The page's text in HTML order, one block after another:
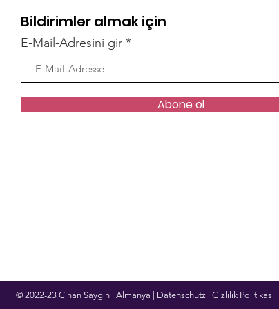
KADIN VAR, TARİH VAR
Bildirimler almak için
E-Mail-Adresini gir
Abone ol
© 2022-23 Cihan Saygın | Almanya | Datenschutz | Gizlilik Politikası